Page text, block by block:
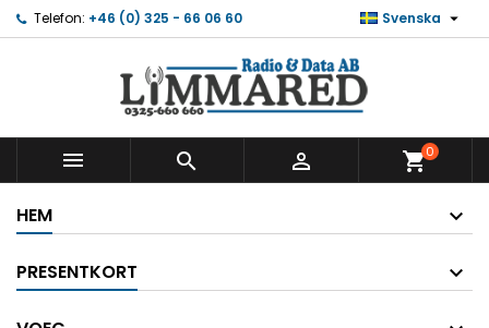
Telefon: +46 (0) 325 - 66 06 60 Svenska 
   shopping_cart0
HEM
PRESENTKORT